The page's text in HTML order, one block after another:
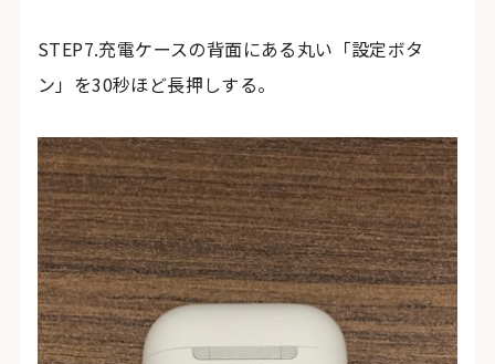
STEP7.充電ケースの背面にある丸い「設定ボタ
ン」を30秒ほど長押しする。